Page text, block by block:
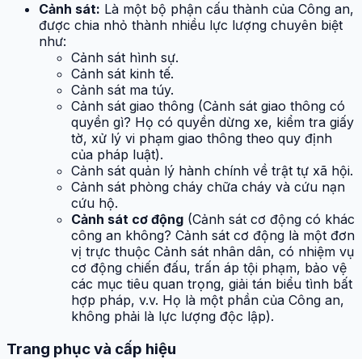
Cảnh sát: Là một bộ phận cấu thành của Công an,
được chia nhỏ thành nhiều lực lượng chuyên biệt
như:
Cảnh sát hình sự.
Cảnh sát kinh tế.
Cảnh sát ma túy.
Cảnh sát giao thông (Cảnh sát giao thông có
quyền gì? Họ có quyền dừng xe, kiểm tra giấy
tờ, xử lý vi phạm giao thông theo quy định
của pháp luật).
Cảnh sát quản lý hành chính về trật tự xã hội.
Cảnh sát phòng cháy chữa cháy và cứu nạn
cứu hộ.
Cảnh sát cơ động (Cảnh sát cơ động có khác
công an không? Cảnh sát cơ động là một đơn
vị trực thuộc Cảnh sát nhân dân, có nhiệm vụ
cơ động chiến đấu, trấn áp tội phạm, bảo vệ
các mục tiêu quan trọng, giải tán biểu tình bất
hợp pháp, v.v. Họ là một phần của Công an,
không phải là lực lượng độc lập).
Trang phục và cấp hiệu